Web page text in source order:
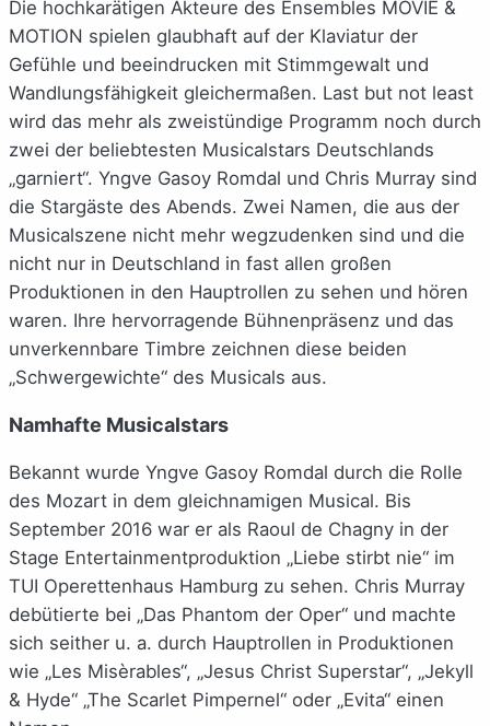
Die hochkarätigen Akteure des Ensembles MOVIE &
MOTION spielen glaubhaft auf der Klaviatur der
Gefühle und beeindrucken mit Stimmgewalt und
Wandlungsfähigkeit gleichermaßen. Last but not least
wird das mehr als zweistündige Programm noch durch
zwei der beliebtesten Musicalstars Deutschlands
„garniert“. Yngve Gasoy Romdal und Chris Murray sind
die Stargäste des Abends. Zwei Namen, die aus der
Musicalszene nicht mehr wegzudenken sind und die
nicht nur in Deutschland in fast allen großen
Produktionen in den Hauptrollen zu sehen und hören
waren. Ihre hervorragende Bühnenpräsenz und das
unverkennbare Timbre zeichnen diese beiden
„Schwergewichte“ des Musicals aus.
Namhafte Musicalstars
Bekannt wurde Yngve Gasoy Romdal durch die Rolle
des Mozart in dem gleichnamigen Musical. Bis
September 2016 war er als Raoul de Chagny in der
Stage Entertainmentproduktion „Liebe stirbt nie“ im
TUI Operettenhaus Hamburg zu sehen. Chris Murray
debütierte bei „Das Phantom der Oper“ und machte
sich seither u. a. durch Hauptrollen in Produktionen
wie „Les Misèrables“, „Jesus Christ Superstar“, „Jekyll
& Hyde“ „The Scarlet Pimpernel“ oder „Evita“ einen